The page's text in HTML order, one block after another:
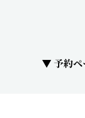
▼ 予約ペ